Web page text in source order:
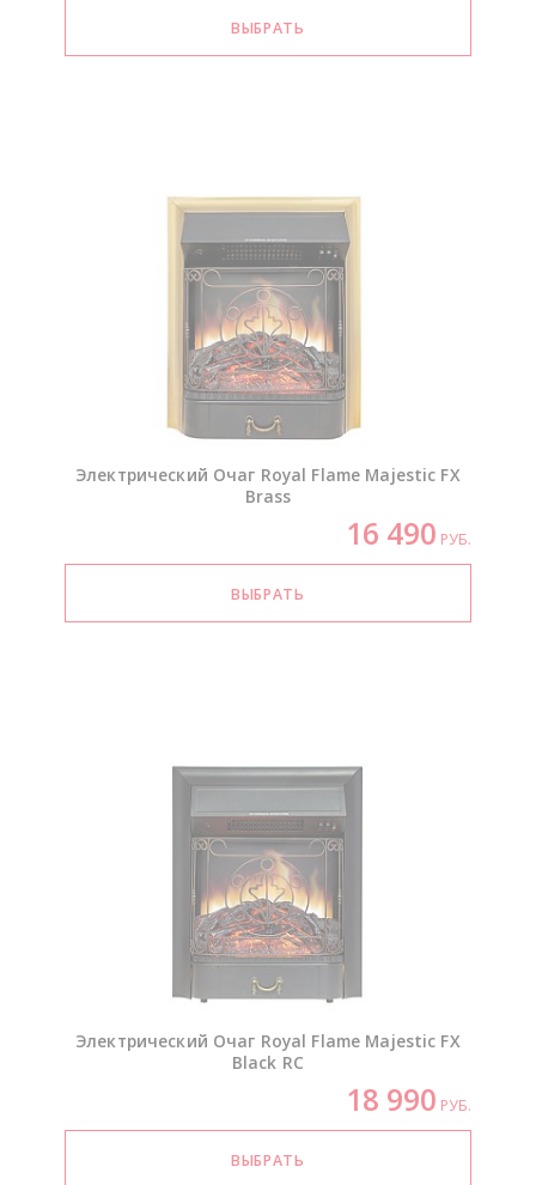
Электрический Очаг Royal Flame Majestic FX
Brass
16 490 РУБ.
Электрический Очаг Royal Flame Majestic FX
Black RC
18 990 РУБ.